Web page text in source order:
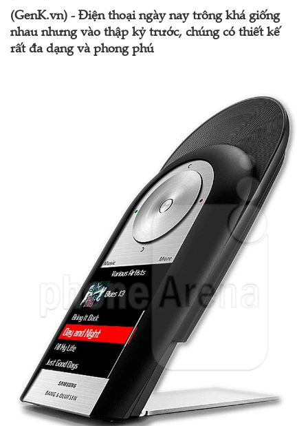
(GenK.vn) - Điện thoại ngày nay trông khá giống
nhau nhưng vào thập kỷ trước, chúng có thiết kế
rất đa dạng và phong phú